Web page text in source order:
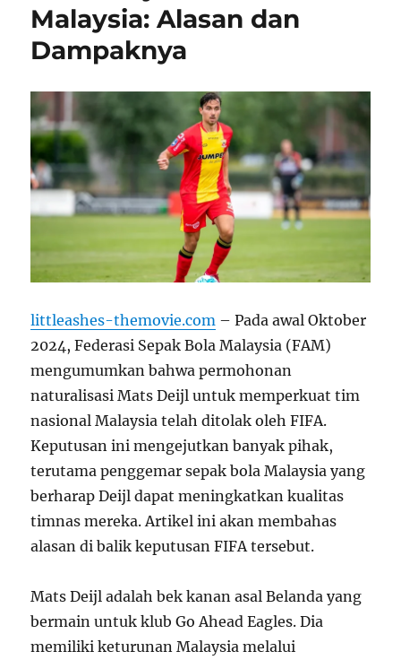
Malaysia: Alasan dan
Dampaknya
littleashes-themovie.com – Pada awal Oktober
2024, Federasi Sepak Bola Malaysia (FAM)
mengumumkan bahwa permohonan
naturalisasi Mats Deijl untuk memperkuat tim
nasional Malaysia telah ditolak oleh FIFA.
Keputusan ini mengejutkan banyak pihak,
terutama penggemar sepak bola Malaysia yang
berharap Deijl dapat meningkatkan kualitas
timnas mereka. Artikel ini akan membahas
alasan di balik keputusan FIFA tersebut.
Mats Deijl adalah bek kanan asal Belanda yang
bermain untuk klub Go Ahead Eagles. Dia
memiliki keturunan Malaysia melalui